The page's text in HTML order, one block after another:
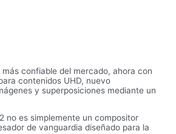
confiable del mercado, ahora con
contenidos UHD, nuevo
y superposiciones mediante un
no es simplemente un compositor
de vanguardia diseñado para la